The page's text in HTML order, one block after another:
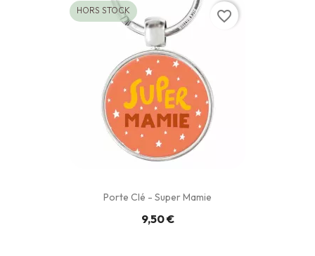
Porte Clé - Super Mamie
9,50 €
HORS STOCK favorite_border